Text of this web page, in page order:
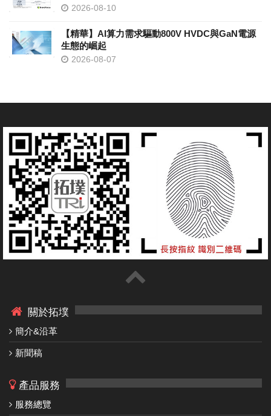
2026-08-10
【精華】AI算力需求驅動800V HVDC與GaN電源
生態的崛起
2026-08-07
關於拓墣
簡介&沿革
新聞稿
產品服務
服務總覽